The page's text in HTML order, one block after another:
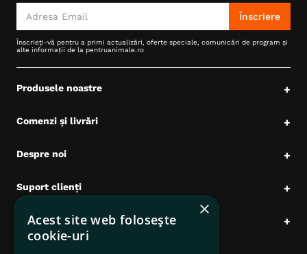
Înscriere
Înscrieți-vă pentru a primi actualizări, oferte speciale, comunicări de program și
alte informații de la pentruanimale.ro
Produsele noastre +
Comenzi și livrări +
Despre noi +
Suport clienți +
Date comerciale +
×
Acest site web folosește
cookie-uri